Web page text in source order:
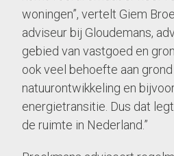
woningen”, vertelt Giem
adviseur bij Gloudemans,
gebied van vastgoed en
ook veel behoefte aan
natuurontwikkeling en
energietransitie. Dus dat
de ruimte in Nederland.”